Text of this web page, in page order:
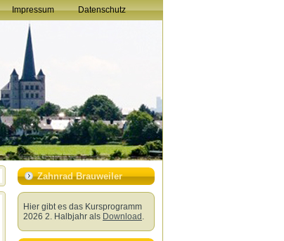
Impressum Datenschutz
Zahnrad Brauweiler
Hier gibt es das Kursprogramm
2026 2. Halbjahr als Download .